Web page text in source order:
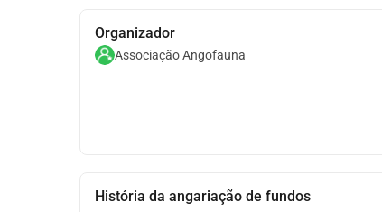
Organizador
Associação Angofauna
História da angariação de fundos